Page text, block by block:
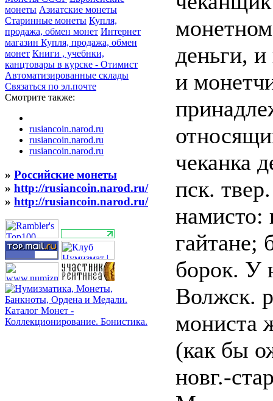
деньги,
и
чеканка
пск.
намисто:
гайтане;
борок. У
Волжск.
мониста
(как бы
новг.-
монеты Азиатские монеты
Старинные монеты Купля,
продажа, обмен монет Интернет
магазин Купля, продажа, обмен
монет Книги , учебнки,
канцтовары в курске - Отимист
Автоматизированные склады
Связаться по эл.почте
Смотрите также:
rusiancoin.narod.ru
rusiancoin.narod.ru
rusiancoin.narod.ru
» Российские монеты
» http://rusiancoin.narod.ru/
» http://rusiancoin.narod.ru/